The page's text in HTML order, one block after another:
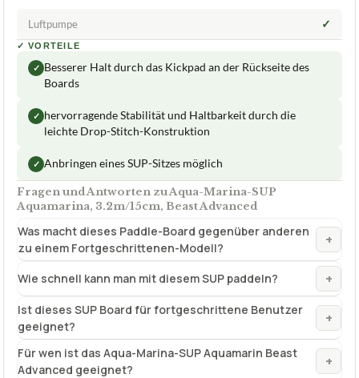
Luftpumpe ✓
✓ VORTEILE
✓ Besserer Halt durch das Kickpad an der Rückseite des
Boards
✓ hervorragende Stabilität und Haltbarkeit durch die
leichte Drop-Stitch-Konstruktion
✓ Anbringen eines SUP-Sitzes möglich
Fragen und Antworten zu Aqua-Marina-SUP
Aquamarina, 3.2m/15cm, Beast Advanced
Was macht dieses Paddle-Board gegenüber anderen
zu einem Fortgeschrittenen-Modell?
+
Wie schnell kann man mit diesem SUP paddeln? +
Ist dieses SUP Board für fortgeschrittene Benutzer
geeignet?
+
Für wen ist das Aqua-Marina-SUP Aquamarin Beast
Advanced geeignet?
+